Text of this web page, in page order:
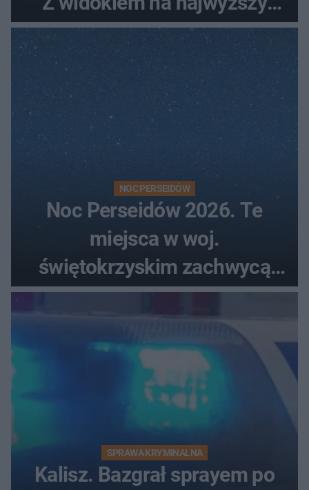
szczyt Gór Świętokrzyskich
NOC PERSEIDÓW
Noc Perseidów 2026. Te
miejsca w woj.
świętokrzyskim zachwycą
każdego miłośnika gwiazd
SPRAWA KRYMINALNA
Kalisz. Bazgrał sprayem po